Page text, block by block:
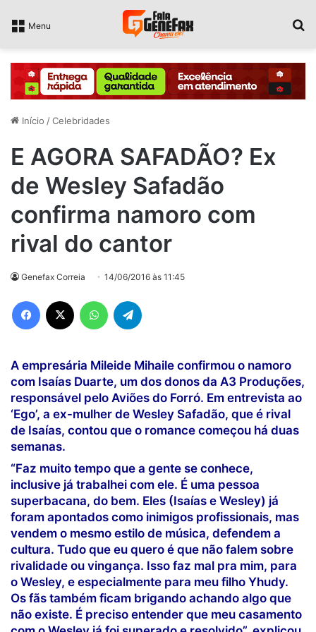
Menu
Início /Celebridades
E AGORA SAFADÃO? Ex
de Wesley Safadão
confirma namoro com
rival do cantor
Genefax Correia 14/06/2016 às 11:45
Facebook WhatsApp
A empresária Mileide Mihaile confirmou o namoro
com Isaías Duarte, um dos donos da A3 Produções,
responsável pelo Aviões do Forró. Em entrevista ao
‘Ego’, a ex-mulher de Wesley Safadão, que é rival
de Isaías, contou que o romance começou há duas
semanas.
“Faz muito tempo que a gente se conhece,
inclusive já trabalhei com ele. É uma pessoa
superbacana, do bem. Eles (Isaías e Wesley) já
foram apontados como inimigos profissionais, mas
vendem o mesmo estilo de música, defendem a
cultura. Tudo que eu quero é que não falem sobre
rivalidade ou vingança. Isso faz mal pra mim, para
o Wesley, e especialmente para meu filho Yhudy.
Os fãs também ficam brigando achando algo que
não existe. É preciso entender que meu casamento